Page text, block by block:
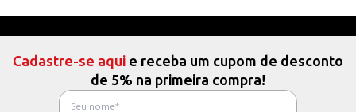
Cadastre-se aqui e receba um cupom de desconto
de 5% na primeira compra!